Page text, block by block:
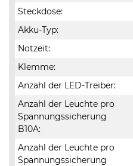
Steckdose:
Akku-Typ:
Notzeit:
Klemme:
Anzahl der LED-Treiber:
Anzahl der Leuchte pro
Spannungssicherung
B10A:
Anzahl der Leuchte pro
Spannungssicherung